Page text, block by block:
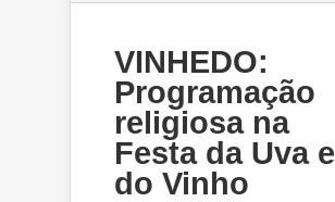
VINHEDO:
Programação
religiosa na
Festa da Uva e
do Vinho